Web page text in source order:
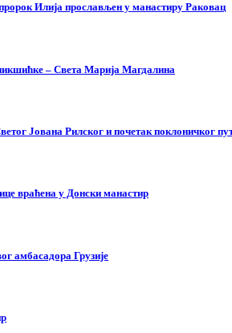
Илија прослављен у манастиру Раковац
– Света Марија Магдалина
Јована Рилског и почетак поклоничког
враћена у Донски манастир
амбасадора Грузије